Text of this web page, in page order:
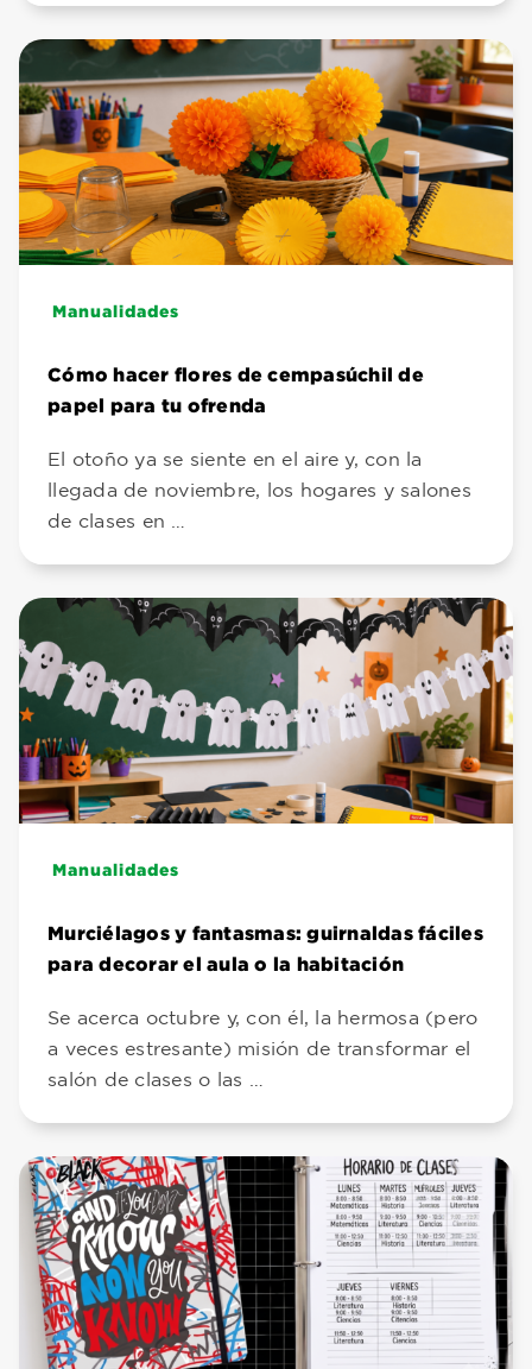
Cómo hacer flores de cempasúchil de
papel para tu ofrenda
Manualidades
El otoño ya se siente en el aire y, con la
llegada de noviembre, los hogares y salones
de clases en …
Murciélagos y fantasmas: guirnaldas fáciles
para decorar el aula o la habitación
Manualidades
Se acerca octubre y, con él, la hermosa (pero
a veces estresante) misión de transformar el
salón de clases o las …